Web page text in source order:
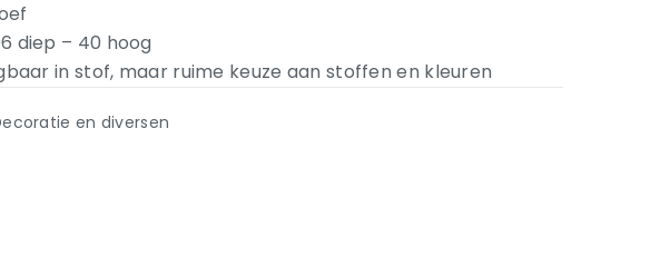
diep – 40 hoog
in stof, maar ruime keuze aan stoffen en kleuren
en diversen